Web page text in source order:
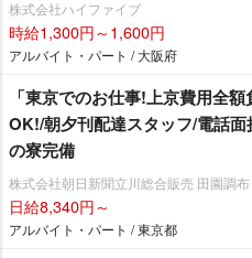
株式会社ハイファイブ
時給1,300円～1,600円
アルバイト・パート / 大阪府
「東京でのお仕事!上京費用全
OK!/朝夕刊配達スタッフ/電話
の寮完備
株式会社朝日新聞立川総合販売 田園調布
日給8,340円～
アルバイト・パート / 東京都